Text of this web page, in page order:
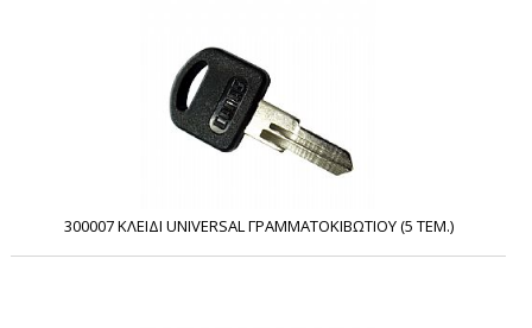
300007 ΚΛΕΙΔΙ UNIVERSAL ΓΡΑΜΜΑΤΟΚΙΒΩΤΙΟΥ (5 ΤΕΜ.)